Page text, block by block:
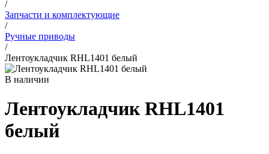
/
Запчасти и комплектующие
/
Ручные приводы
/
Лентоукладчик RHL1401 белый
В наличии
Лентоукладчик RHL1401
белый